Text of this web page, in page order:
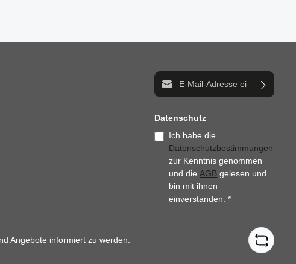
Angebote informiert zu werden.
E-Mail-Adresse*
Datenschutz
Ich habe die
Datenschutzbestimmungen
zur Kenntnis genommen
und dieAGB gelesen und
bin mit ihnen
einverstanden.*